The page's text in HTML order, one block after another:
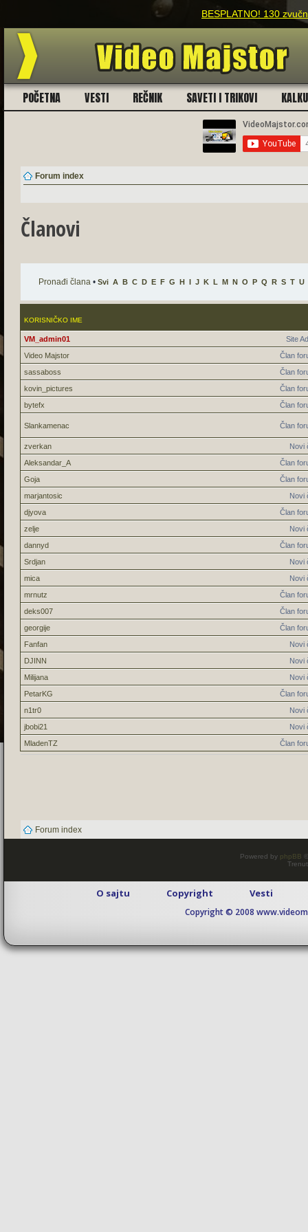
BESPLATNO! 130
POČETNA VESTI REČNIK SAVETI I TRIKOVI
Forum index
Članovi
Pronađi člana • Svi A B C D E F G H I J K L M N O P Q R S T U
KORISNIČKO IME
Site
VM_admin01
Član
Video Majstor
Član
sassaboss
Član
kovin_pictures
Član
bytefx
Član
Slankamenac
Novi
zverkan
Član
Aleksandar_A
Član
Goja
Novi
marjantosic
Član
djyova
Novi
zelje
Član
dannyd
Novi
Srdjan
Novi
mica
Član
mrnutz
Član
deks007
Član
georgije
Novi
Fanfan
Novi
DJINN
Novi
Milijana
Član
PetarKG
Novi
n1tr0
Novi
jbobi21
Član
MladenTZ
Forum index
Powered by phpBB
O sajtu Copyright Vesti
Copyright © 2008